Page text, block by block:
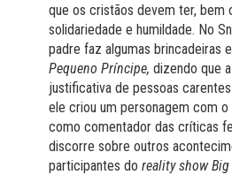
que os cristãos devem ter, bem
solidariedade e humildade. No
padre faz algumas brincadeiras
Pequeno Príncipe, dizendo que
justificativa de pessoas carentes
ele criou um personagem com
como comentador das críticas
discorre sobre outros
participantes do reality show